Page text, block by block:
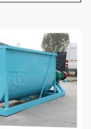
de formule
gebruikt voor
van
om aan de